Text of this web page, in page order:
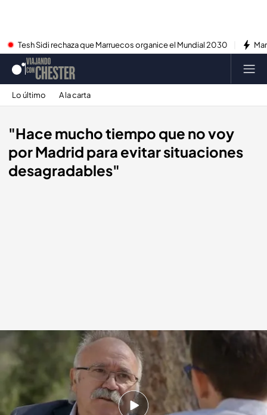
Tesh Sidi rechaza que Marruecos organice el Mundial 2030
Lo último A la carta
"Hace mucho tiempo que no voy
por Madrid para evitar situaciones
desagradables"
cuatro.com
26 OCT 2014 - 22:30h.
Compartir